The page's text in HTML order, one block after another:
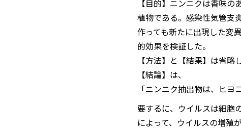
【目的】ニンニクは香味
植物である。感染性気管支
作っても新たに出現した変
的効果を検証した。
【方法】と【結果】は省略
【結論】は、
「ニンニク抽出物は、ヒヨ
要するに、ウイルスは細胞
によって、ウイルスの増殖